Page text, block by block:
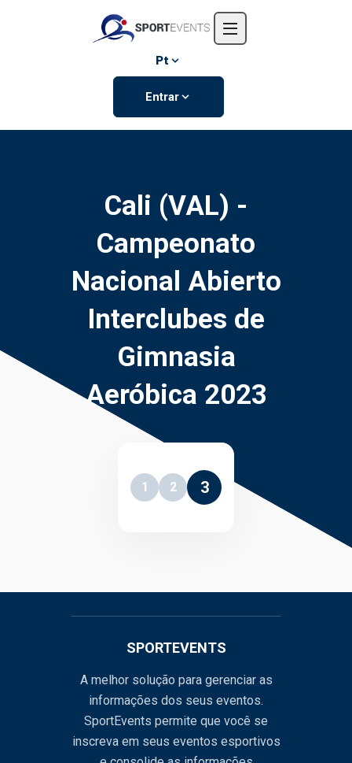
Eventos
Pt
Entrar
Cali (VAL) -
Campeonato
Nacional Abierto
Interclubes de
Gimnasia
Aeróbica 2023
1 2 3
SPORTEVENTS
A melhor solução para gerenciar as
informações dos seus eventos.
SportEvents permite que você se
inscreva em seus eventos esportivos